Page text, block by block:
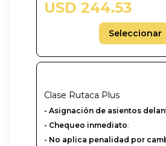
USD 244.53
Seleccionar
Clase Rutaca Plus
- Asignación de asientos
- Chequeo inmediato:
- No aplica penalidad por